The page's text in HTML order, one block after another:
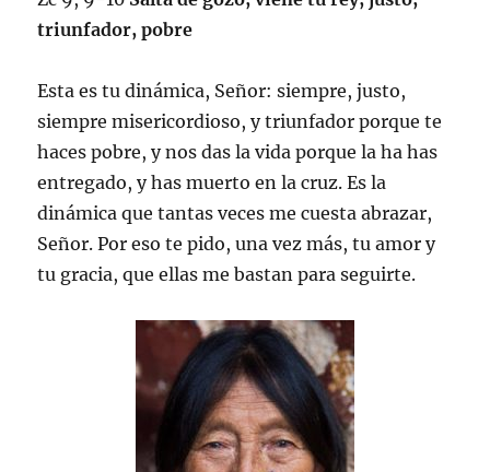
triunfador, pobre
Esta es tu dinámica, Señor: siempre, justo,
siempre misericordioso, y triunfador porque te
haces pobre, y nos das la vida porque la ha has
entregado, y has muerto en la cruz. Es la
dinámica que tantas veces me cuesta abrazar,
Señor. Por eso te pido, una vez más, tu amor y
tu gracia, que ellas me bastan para seguirte.